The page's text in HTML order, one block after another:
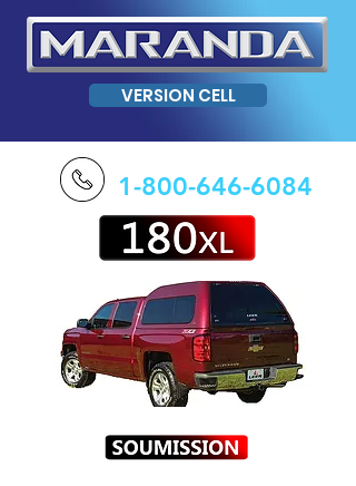
VERSION CELL
1-800-646-6084